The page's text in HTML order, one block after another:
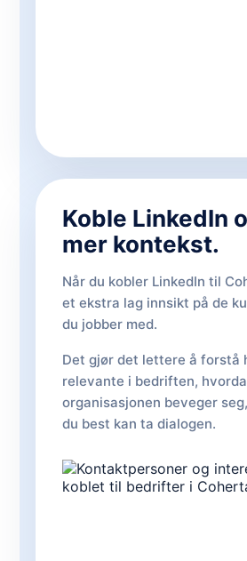
Koble LinkedIn
mer kontekst.
Når du kobler LinkedIn til
et ekstra lag innsikt på de
du jobber med.
Det gjør det lettere å forstå
relevante i bedriften,
organisasjonen beveger
du best kan ta dialogen.